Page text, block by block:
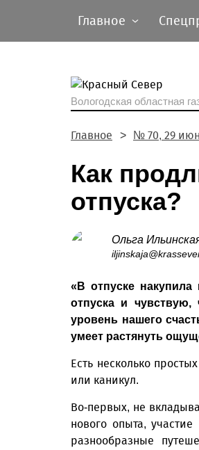
Главное
Вологодская областная
Главное № 70, 29
Как
отпуска?
Ольга
«В отпуске
отпуска и
уровень нашего
умеет растянуть
Есть несколько
или каникул.
Во-первых, не
нового опыта,
разнообразные